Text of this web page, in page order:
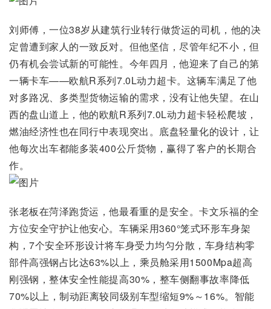
刘师傅，一位38岁从建筑行业转行做货运的司机，他的决
定曾遭到家人的一致反对。但他坚信，尽管年纪不小，但
仍有机会尝试新的可能性。今年四月，他迎来了自己的第
一辆卡车——欧航R系列7.0L动力超卡。这辆车满足了他
对多路况、多类型货物运输的需求，没有让他失望。在山
西的盘山道上，他的欧航R系列7.0L动力超卡轻松爬坡，
燃油经济性也在同行中表现突出。底盘轻量化的设计，让
他每次出车都能多装400公斤货物，赢得了客户的长期合
作。
张老板在菏泽跑货运，他最看重的是安全。卡文乐福的全
方位安全守护让他安心。车辆采用360°笼式环形车身架
构，7个安全环形设计将车身受力均匀分散，车身结构零
部件高强钢占比达63%以上，乘员舱采用1500Mpa超高
刚强钢，整体安全性能提高30%，整车侧翻事故率降低
70%以上，制动距离较同级别车型缩短9%～16%。智能